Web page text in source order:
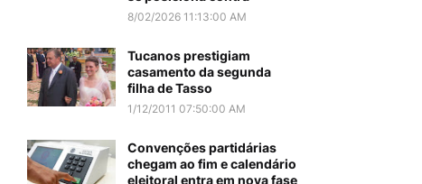
8/02/2026 11:13:00 AM
Tucanos prestigiam
casamento da segunda
filha de Tasso
1/12/2011 07:50:00 AM
Convenções partidárias
chegam ao fim e calendário
eleitoral entra em nova fase